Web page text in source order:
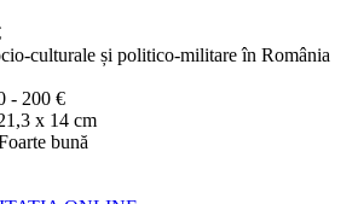
culturale și politico-militare în România
- 200 €
x 14 cm
bună